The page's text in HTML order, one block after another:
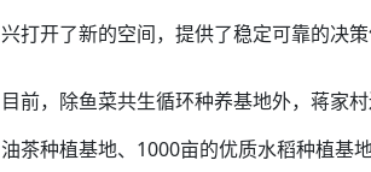
兴打开了新的空间，提供了稳定可靠的决
目前，除鱼菜共生循环种养基地外，蒋家
油茶种植基地、1000亩的优质水稻种植基